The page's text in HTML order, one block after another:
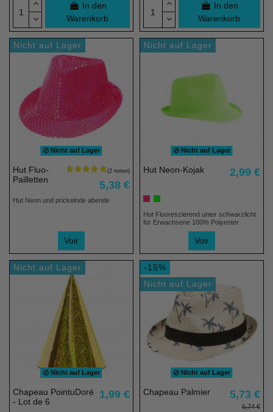
(1 note)
In den
Warenkorb
In den
Warenkorb
Nicht auf Lager
Nicht auf Lager
Hut Fluo-
Pailletten
5,38 €
Hut Neon und prickelnde abende
Voir
Nicht auf Lager
Nicht auf Lager
Hut Neon-Kojak 2,99 €
Hut Fluoreszierend unter schwarzlicht
für Erwachsene 100% Polyester
Voir
Nicht auf Lager
Nicht auf Lager
Chapeau PointuDoré
- Lot de 6
1,99 €
-15%
Nicht auf Lager
Nicht auf Lager
Chapeau Palmier 5,73 €
6,74 €